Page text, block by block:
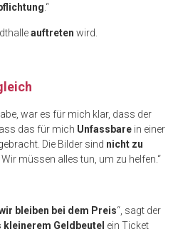
.“
auftreten wird.
war es für mich klar, dass der
das für mich Unfassbare in einer
Die Bilder sind nicht zu
. Wir müssen alles tun, um zu helfen.“
bleiben bei dem Preis“, sagt der
kleinerem Geldbeutel ein Ticket